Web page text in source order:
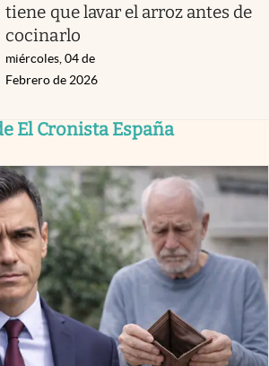
tiene que lavar el arroz antes de
cocinarlo
miércoles, 04 de
Febrero de 2026
El Cronista España